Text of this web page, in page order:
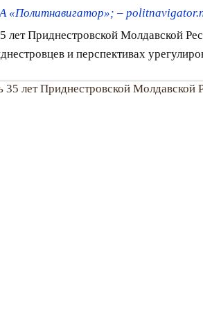
«Политнавигатор»; –
лет Приднестровской Молдавской
и перспективах